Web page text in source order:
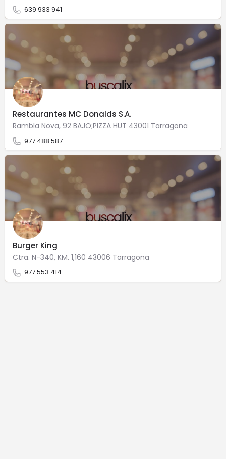
639 933 941
Restaurantes MC Donalds S.A.
Rambla Nova, 92 BAJO;PIZZA HUT 43001 Tarragona
977 488 587
Burger King
Ctra. N-340, KM. 1,160 43006 Tarragona
977 553 414